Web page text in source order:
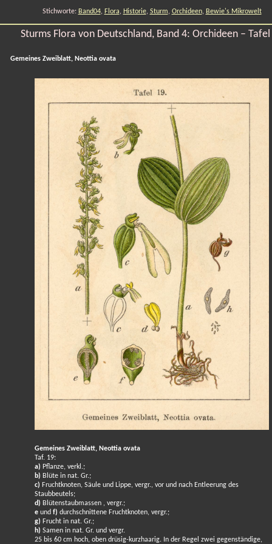
Stichworte: Band04, Flora, Historie, Sturm, Orchideen, Bewie's Mikrowelt
Sturms Flora von Deutschland, Band 4: Orchideen – Tafel
Gemeines Zweiblatt, Neottia ovata
Gemeines Zweiblatt, Neottia ovata
Taf. 19:
a) Pflanze, verkl.;
b) Blüte in nat. Gr.;
c) Fruchtknoten, Säule und Lippe, vergr., vor und nach Entleerung des
Staubbeutels;
d) Blütenstaubmassen , vergr.;
eund f) durchschnittene Fruchtknoten, vergr.;
g) Frucht in nat. Gr.;
h) Samen in nat. Gr. und vergr.
25 bis 60 cm hoch, oben drüsig-kurzhaarig. In der Regel zwei gegenständige,